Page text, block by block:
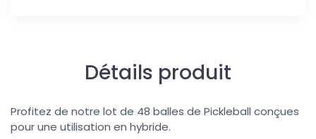
Détails produit
Profitez de notre lot de 48 balles de Pickleball conçues
pour une utilisation en hybride.